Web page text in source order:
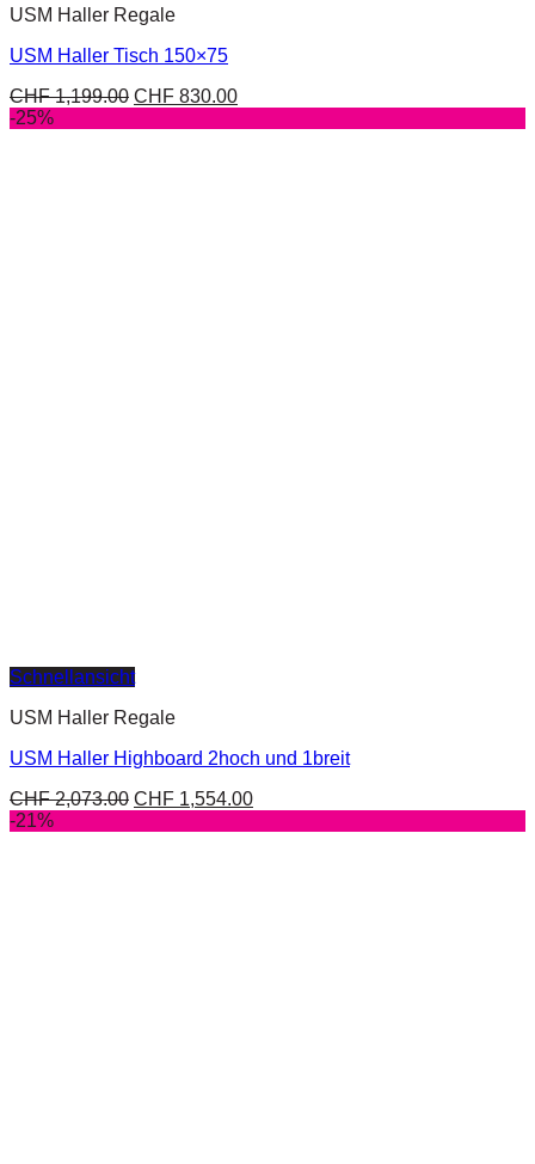
USM Haller Regale
USM Haller Tisch 150×75
CHF1,199.00 CHF 830.00
-25%
Schnellansicht
USM Haller Regale
USM Haller Highboard 2hoch und 1breit
CHF2,073.00 CHF 1,554.00
-21%